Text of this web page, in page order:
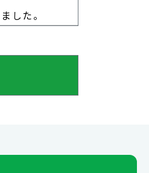
した。